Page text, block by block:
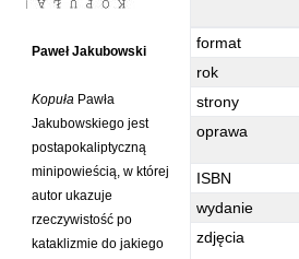
Gorszewski Paweł
Grodecki Andrzej
Guillevic
Gwiazda-Elmerych Małgorzata
Helbig Brygida
Hoffmann Krzysztof
Holden Gojtowski Jarek
Karol SamselCairo Declaration
Andrzej Wojciechowski Nędza do
Kopuła - Cechy
format
rok
strony
oprawa
ISBN
wydanie
zdjęcia
Paweł Jakubowski
KopułaPawła
Jakubowskiego jest
postapokaliptyczną
minipowieścią, w której
autor ukazuje
rzeczywistość po
kataklizmie do jakiego